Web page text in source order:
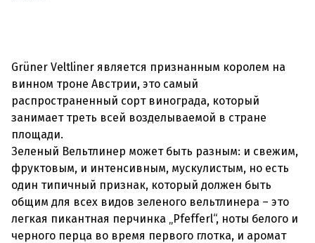
Grüner Veltliner является признанным королем на
винном троне Австрии, это самый
распространенный сорт винограда, который
занимает треть всей возделываемой в стране
площади.
Зеленый Вельтлинер может быть разным: и свежим,
фруктовым, и интенсивным, мускулистым, но есть
один типичный признак, который должен быть
общим для всех видов зеленого вельтлинера – это
легкая пикантная перчинка „Pfefferl“, ноты белого и
черного перца во время первого глотка, и аромат